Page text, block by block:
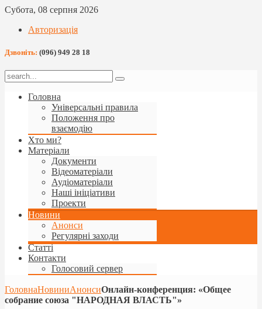
Субота, 08 серпня 2026
Авторизація
Дзвоніть: (096) 949 28 18
Головна
Універсальні правила
Положення про
взаємодію
Хто ми?
Матеріали
Документи
Відеоматеріали
Аудіоматеріали
Наші ініціативи
Проекти
Новини
Анонси
Регулярні заходи
Статті
Контакти
Голосовий сервер
ГоловнаНовиниАнонсиОнлайн-конференция: «Общее
собрание союза "НАРОДНАЯ ВЛАСТЬ"»